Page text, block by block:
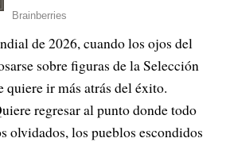
de 2026, cuando los ojos del
sobre figuras de la Selección
quiere ir más atrás del éxito.
regresar al punto donde todo
olvidados, los pueblos escondidos